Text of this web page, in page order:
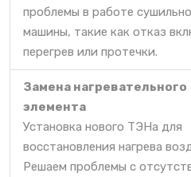
проблемы в работе
машины, такие как отказ
перегрев или протечки.
Замена нагревательного
элемента
Установка нового ТЭНа для
восстановления нагрева
Решаем проблемы с